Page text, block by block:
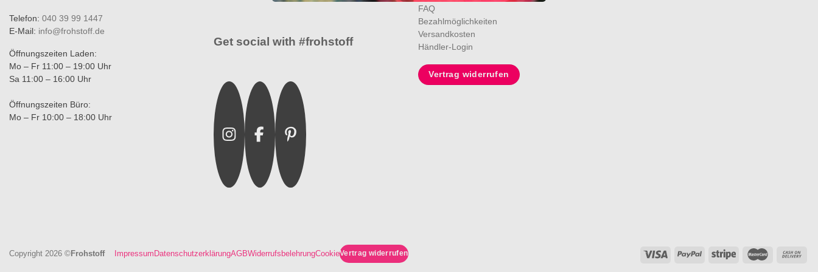
Telefon: 040 39 99 1447
E-Mail: info@frohstoff.de
Öffnungszeiten Laden:
Mo – Fr 11:00 – 19:00 Uhr
Sa 11:00 – 16:00 Uhr
Öffnungszeiten Büro:
Mo – Fr 10:00 – 18:00 Uhr
Get social with #frohstoff
InstagramFacebookPinterest
FAQ
Bezahlmöglichkeiten
Versandkosten
Händler-Login
Vertrag widerrufen
Copyright 2026 ©Frohstoff Impressum DatenschutzerklärungAGBWiderrufsbelehrungCookieVertrag widerrufen